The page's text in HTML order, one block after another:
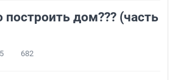
построить дом??? (часть
682